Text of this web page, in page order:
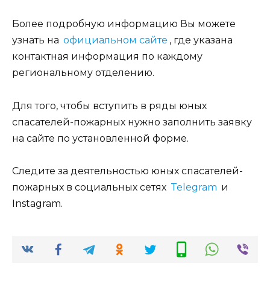
Более подробную информацию Вы можете
узнать на официальном сайте , где указана
контактная информация по каждому
региональному отделению.
Для того, чтобы вступить в ряды юных
спасателей-пожарных нужно заполнить заявку
на сайте по установленной форме.
Следите за деятельностью юных спасателей-
пожарных в социальных сетях Telegram и
Instagram.